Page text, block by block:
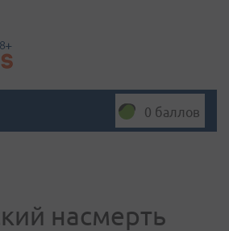
0 баллов
насмерть